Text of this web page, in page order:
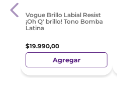
Vogue Brillo Labial Resist
¡Oh Q' brillo! Tono Bomba
Latina
$19.990,00
Agregar